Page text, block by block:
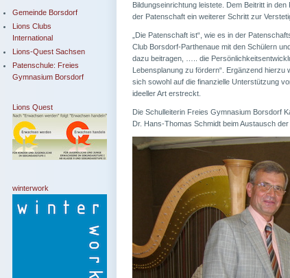
Gemeinde Borsdorf
Lions Clubs
International
Lions-Quest Sachsen
Patenschule: Freies
Gymnasium Borsdorf
Lions Quest
winterwork
Bildungseinrichtung leistete. Dem Beitritt in
der Patenschaft ein weiterer Schritt zur
„Die Patenschaft ist“, wie es in der
Club Borsdorf-Parthenaue mit den Schülern
dazu beitragen, ….. die
Lebensplanung zu fördern“. Ergänzend
sich sowohl auf die finanzielle Unterstützung
ideeller Art erstreckt.
Die Schulleiterin Freies Gymnasium Borsdorf
Dr. Hans-Thomas Schmidt beim Austausch